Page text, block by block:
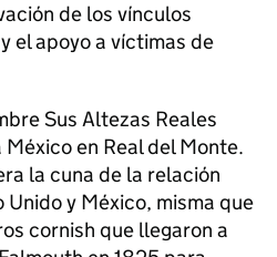
de los vínculos
el apoyo a víctimas de
Sus Altezas Reales
en Real del Monte.
la cuna de la relación
y México, misma que
cornish que llegaron a